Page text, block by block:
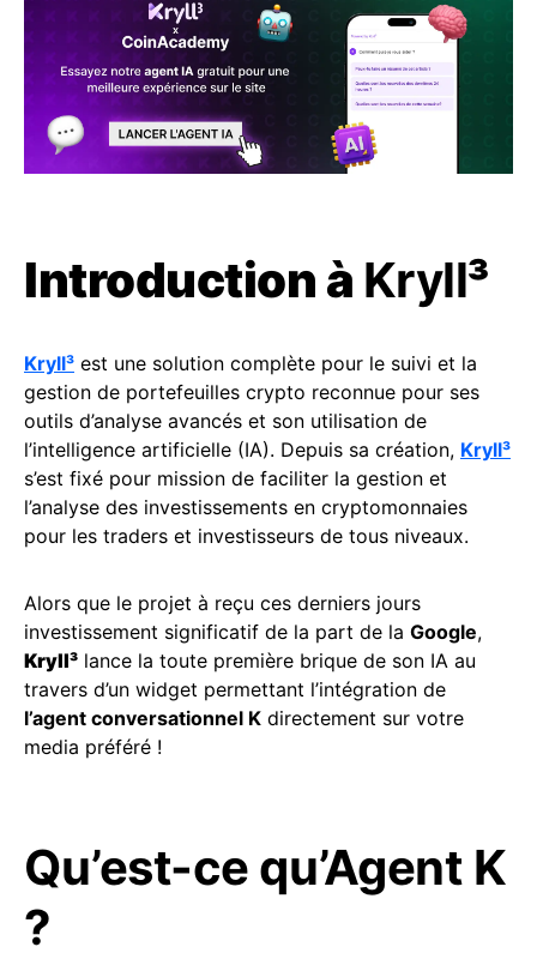
Introduction à Kryll³
Kryll³ est une solution complète pour le suivi et la
gestion de portefeuilles crypto reconnue pour ses
outils d’analyse avancés et son utilisation de
l’intelligence artificielle (IA). Depuis sa création, Kryll³
s’est fixé pour mission de faciliter la gestion et
l’analyse des investissements en cryptomonnaies
pour les traders et investisseurs de tous niveaux.
Alors que le projet à reçu ces derniers jours
investissement significatif de la part de la Google,
Kryll³ lance la toute première brique de son IA au
travers d’un widget permettant l’intégration de
l’agent conversationnel K directement sur votre
media préféré !
Qu’est-ce qu’Agent K
?